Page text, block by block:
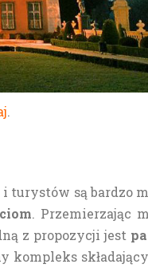
.
są bardzo
. Przemierzając
z propozycji jest
kompleks